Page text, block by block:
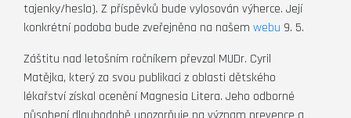
tajenky/hesla). Z příspěvků bude vylosován výherce. Její
konkrétní podoba bude zveřejněna na našem webu 9. 5.
Záštitu nad letošním ročníkem převzal MUDr. Cyril
Matějka, který za svou publikaci z oblasti dětského
lékařství získal ocenění Magnesia Litera. Jeho odborné